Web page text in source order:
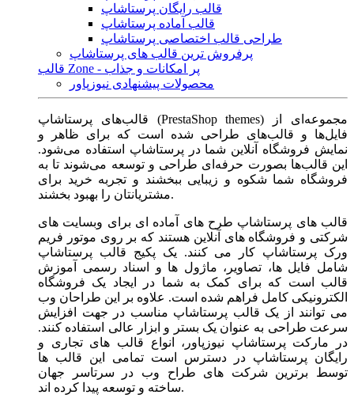
قالب رایگان پرستاشاپ
قالب آماده پرستاشاپ
طراحی قالب اختصاصی پرستاشاپ
پرفروش ترین قالب های پرستاشاپ
قالب Zone - پر امکانات و جذاب
محصولات پیشنهادی نیوزپاور
قالب‌های پرستاشاپ (PrestaShop themes) مجموعه‌ای از
فایل‌ها و قالب‌های طراحی شده است که برای ظاهر و
نمایش فروشگاه آنلاین شما در پرستاشاپ استفاده می‌شود.
این قالب‌ها بصورت حرفه‌ای طراحی و توسعه می‌شوند تا به
فروشگاه شما شکوه و زیبایی ببخشند و تجربه خرید برای
مشتریانتان را بهبود بخشند.
قالب های پرستاشاپ طرح های آماده ای برای وبسایت های
شرکتی و فروشگاه های آنلاین هستند که بر روی موتور فریم
ورک پرستاشاپ کار می کنند. یک پکیج قالب پرستاشاپ
شامل فایل ها، تصاویر، ماژول ها و اسناد رسمی آموزش
قالب است که برای کمک به شما در ایجاد یک فروشگاه
الکترونیکی کامل فراهم شده است. علاوه بر این طراحان وب
می توانند از یک قالب پرستاشاپ مناسب در جهت افزایش
سرعت طراحی به عنوان یک بستر و ابزار عالی استفاده کنند.
در مارکت پرستاشاپ نیوزپاور، انواع قالب های تجاری و
رایگان پرستاشاپ در دسترس است تمامی این قالب ها
توسط برترین شرکت های طراح وب در سرتاسر جهان
ساخته و توسعه پیدا کرده اند.